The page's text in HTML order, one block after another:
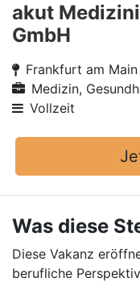
akut
GmbH
Frankfurt am Main
Medizin,
Vollzeit
Was diese
Diese Vakanz
berufliche